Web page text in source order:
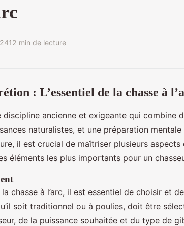
12 min de lecture
: L’essentiel de la chasse à
discipline ancienne et exigeante qui combine
naturalistes, et une préparation
il est crucial de maîtriser plusieurs aspects
éléments les plus importants pour un
chasse à l’arc, il est essentiel de choisir et
soit traditionnel ou à poulies, doit être
de la puissance souhaitée et du type de